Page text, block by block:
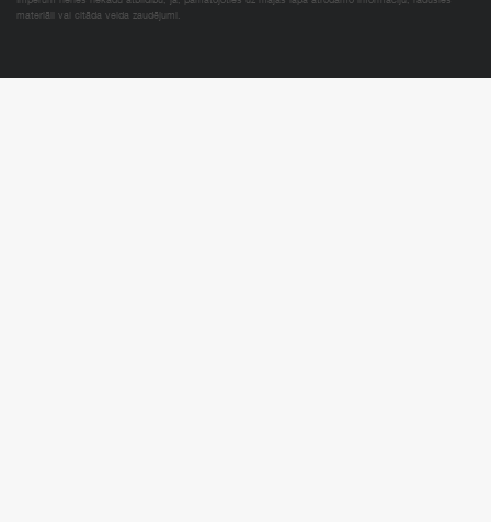
materiāli vai citāda veida zaudējumi.